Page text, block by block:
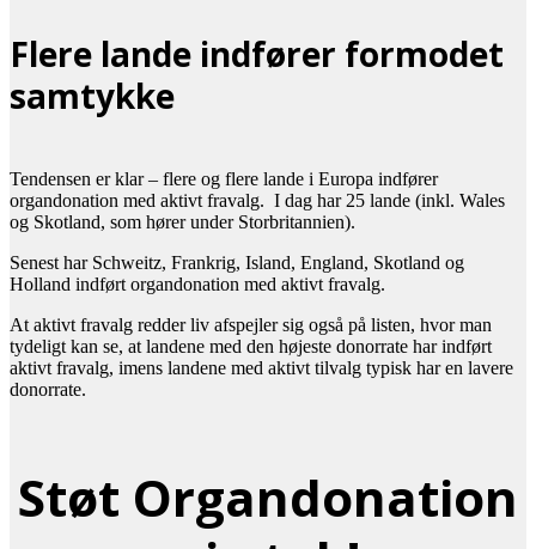
Flere lande indfører formodet
samtykke
Tendensen er klar – flere og flere lande i Europa indfører
organdonation med aktivt fravalg. I dag har 25 lande (inkl. Wales
og Skotland, som hører under Storbritannien).
Senest har Schweitz, Frankrig, Island, England, Skotland og
Holland indført organdonation med aktivt fravalg.
At aktivt fravalg redder liv afspejler sig også på listen, hvor man
tydeligt kan se, at landene med den højeste donorrate har indført
aktivt fravalg, imens landene med aktivt tilvalg typisk har en lavere
donorrate.
Støt Organdonation